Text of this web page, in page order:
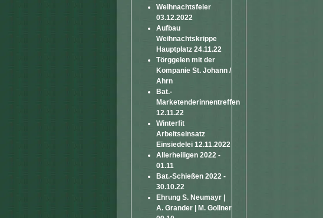
Weihnachtsfeier
03.12.2022
Aufbau
Weihnachtskrippe
Hauptplatz 24.11.22
Törggelen mit der
Kompanie St. Johann /
Ahrn
Bat.-
Marketenderinnentreffen
12.11.22
Winterfit
Arbeitseinsatz
Einsiedelei 12.11.2022
Allerheiligen 2022 -
01.11
Bat.-Schießen 2022 -
30.10.22
Ehrung S. Neumayr |
A. Grander | M. Gollner